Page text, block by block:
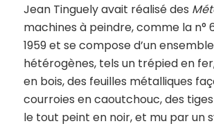
Jean Tinguely avait réalisé des
machines à peindre, comme la n°
1959 et se compose d’un
hétérogènes, tels un trépied en
en bois, des feuilles métalliques
courroies en caoutchouc, des
le tout peint en noir, et mu par un